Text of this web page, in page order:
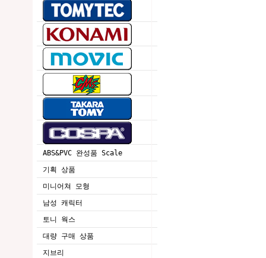
ABS&PVC 완성품 Scale
기획 상품
미니어쳐 모형
남성 캐릭터
토니 웍스
대량 구매 상품
지브리